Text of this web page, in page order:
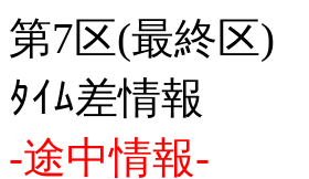
第7区(最終区)
ﾀｲﾑ差情報
-途中情報-